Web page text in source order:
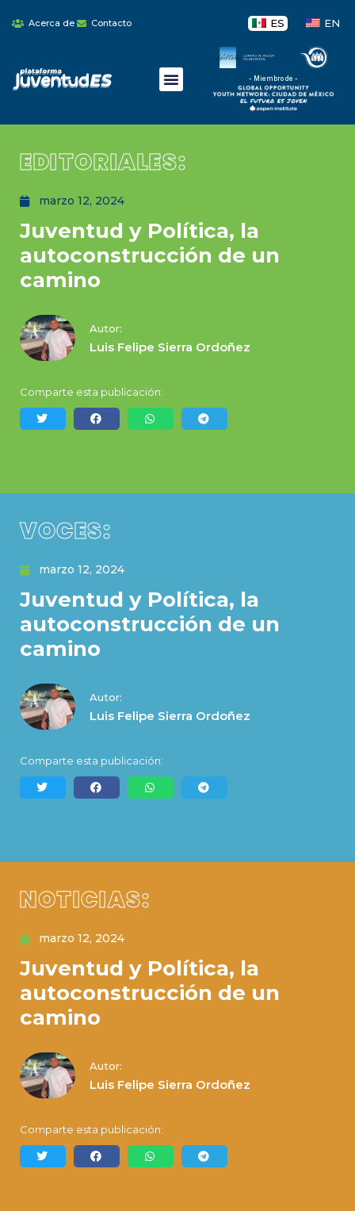
Acerca de Contacto ES EN
- Miembro de -
EDITORIALES:
marzo 12, 2024
Juventud y Política, la
autoconstrucción de un
camino
Autor:
Luis Felipe Sierra Ordoñez
Comparte esta publicación:
VOCES:
marzo 12, 2024
Juventud y Política, la
autoconstrucción de un
camino
Autor:
Luis Felipe Sierra Ordoñez
Comparte esta publicación:
NOTICIAS:
marzo 12, 2024
Juventud y Política, la
autoconstrucción de un
camino
Autor:
Luis Felipe Sierra Ordoñez
Comparte esta publicación: